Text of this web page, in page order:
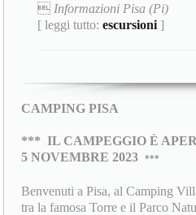
 Informazioni Pisa (Pi)
[ leggi tutto:escursioni ]
CAMPING PISA
*** IL CAMPEGGIO È
5 NOVEMBRE 2023
***
Benvenuti a Pisa, al Camping
tra la famosa Torre e il Parco